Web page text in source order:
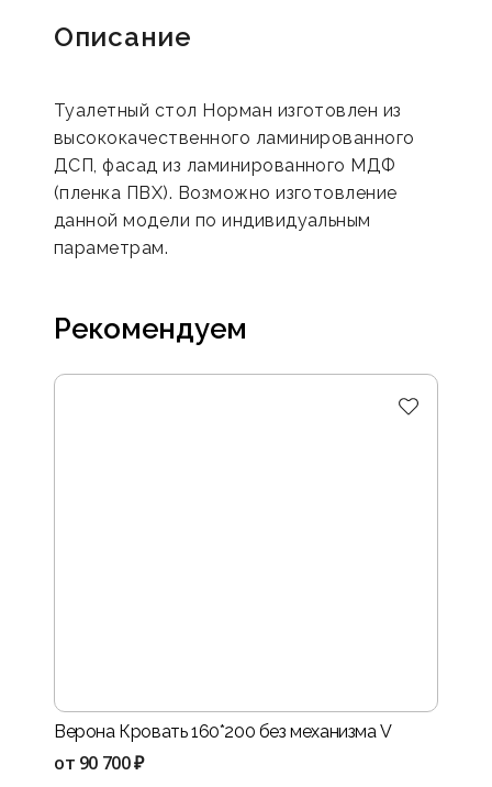
Описание
Туалетный стол Норман изготовлен из
высококачественного ламинированного
ДСП, фасад из ламинированного МДФ
(пленка ПВХ). Возможно изготовление
данной модели по индивидуальным
параметрам.
Рекомендуем
Верона Кровать 160*200 без механизма V
от 90 700 ₽